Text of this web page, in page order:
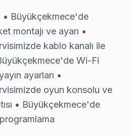
TL
– 700 TL
Ses gecikmesi için
iç servis raporu: 545
TV Teknik Destek
• Büyükçekmece'de
montajı ve ayarı •
kablo kanalı ile
Wi-Fi
ayarları •
oyun konsolu ve
• Büyükçekmece'de